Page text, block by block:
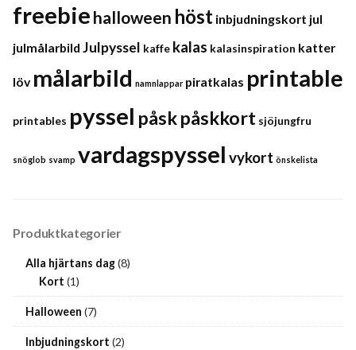
freebie halloween höst inbjudningskort jul
julmålarbild Julpyssel kaffe kalas kalasinspiration katter
löv målarbild namnlappar piratkalas printable
printables pyssel påskpåskkort sjöjungfru
snöglob svamp vardagspyssel vykort önskelista
Produktkategorier
Alla hjärtans dag(8)
Kort (1)
Halloween (7)
Inbjudningskort (2)